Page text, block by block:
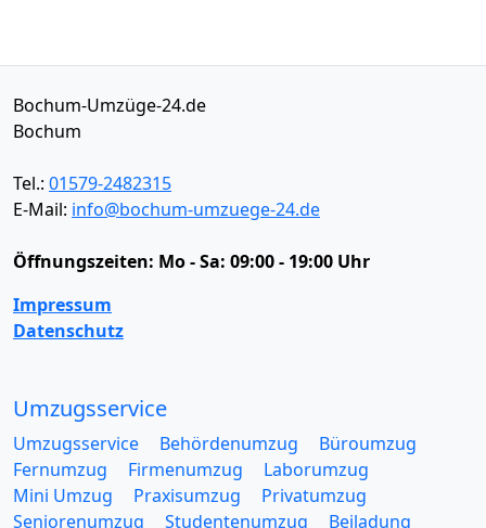
Bochum-Umzüge-24.de
Bochum
Tel.: 01579-2482315
E-Mail: info@bochum-umzuege-24.de
Öffnungszeiten: Mo - Sa: 09:00 - 19:00 Uhr
Impressum
Datenschutz
Umzugsservice
Umzugsservice Behördenumzug
Büroumzug
Fernumzug
Firmenumzug
Laborumzug
Mini Umzug
Praxisumzug
Privatumzug
Seniorenumzug
Studentenumzug
Beiladung